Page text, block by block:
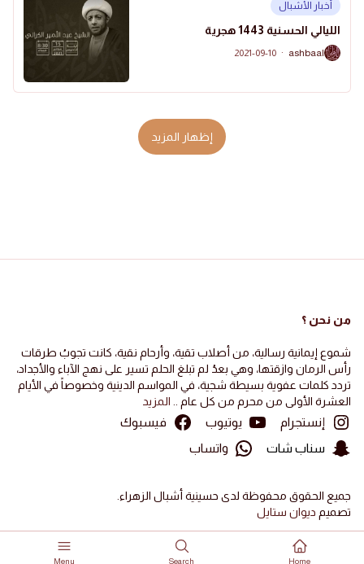
Home
Search
Menu
أخبار الأشبال
الليالي الحسنية 1443 هجرية
A
ashbaal
·
2021-09-10
إظهار المزيد
من نحن ؟
شموع إيمانية رسالية، من أصلاب تقية، وأرحام نقية، كانت تجوبُ طرقات
رأس الرمان وازقتها، وهي بعدُ لم تبلغ الحلم تسير على نهج الآباء والأجداد،
تردد كلمات عفوية بسيطة شجية، في المواسم الدينية وخصوصاً في الأيام
العشرة الأولى من محرم من كل عام .. المزيد
إنستجرام يوتيوب
فيسبوك
سناب شات
واتساب
جميع الحقوق محفوظة لدى حسينية أشبال الزهراء.
تصميم ديوان ستايل